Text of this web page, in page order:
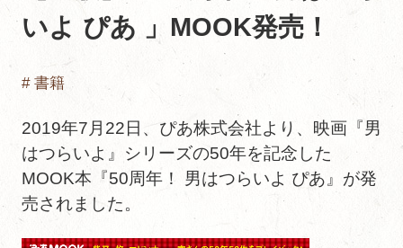
いよ ぴあ 」MOOK発売！
# 書籍
2019年7月22日、ぴあ株式会社より、映画『男
はつらいよ』シリーズの50年を記念した
MOOK本『50周年！ 男はつらいよ ぴあ』が発
売されました。